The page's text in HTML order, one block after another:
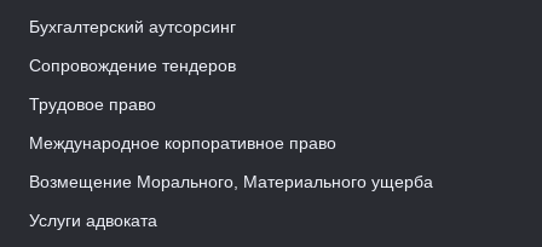
Бухгалтерский аутсорсинг
Сопровождение тендеров
Трудовое право
Международное корпоративное право
Возмещение Морального, Материального ущерба
Услуги адвоката